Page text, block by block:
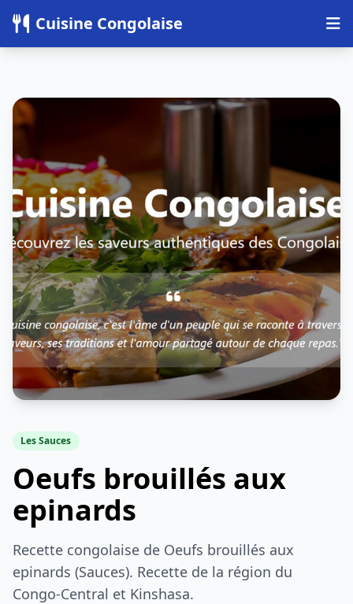
Cuisine Congolaise
Les Sauces
Oeufs brouillés aux
epinards
Recette congolaise de Oeufs brouillés aux
epinards (Sauces). Recette de la région du
Congo-Central et Kinshasa.